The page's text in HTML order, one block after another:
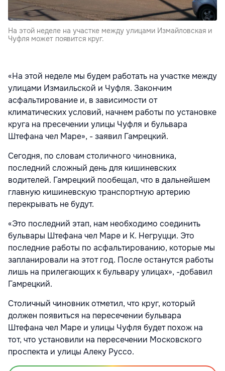
На этой неделе на участке между улицами Измайловская и
Чуфля может появится круг.
«На этой неделе мы будем работать на участке между
улицами Измаильской и Чуфля. Закончим
асфальтирование и, в зависимости от
климатических условий, начнем работы по установке
круга на пресечении улицы Чуфля и бульвара
Штефана чел Маре», - заявил Гамрецкий.
Сегодня, по словам столичного чиновника,
последний сложный день для кишиневских
водителей. Гамрецкий пообещал, что в дальнейшем
главную кишиневскую транспортную артерию
перекрывать не будут.
«Это последний этап, нам необходимо соединить
бульвары Штефана чел Маре и К. Негруцци. Это
последние работы по асфальтированию, которые мы
запланировали на этот год. После останутся работы
лишь на прилегающих к бульвару улицах», -добавил
Гамрецкий.
Столичный чиновник отметил, что круг, который
должен появиться на пересечении бульвара
Штефана чел Маре и улицы Чуфля будет похож на
тот, что установили на пересечении Московского
проспекта и улицы Алеку Руссо.